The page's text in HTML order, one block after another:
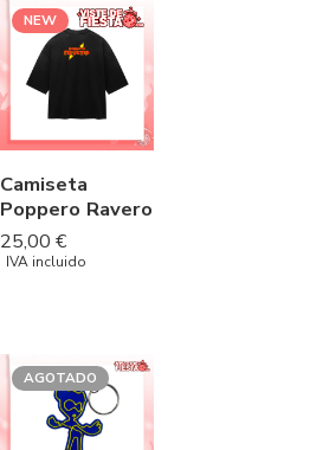
NEW
Camiseta
Poppero Ravero
25,00 €
IVA incluido
AGOTADO